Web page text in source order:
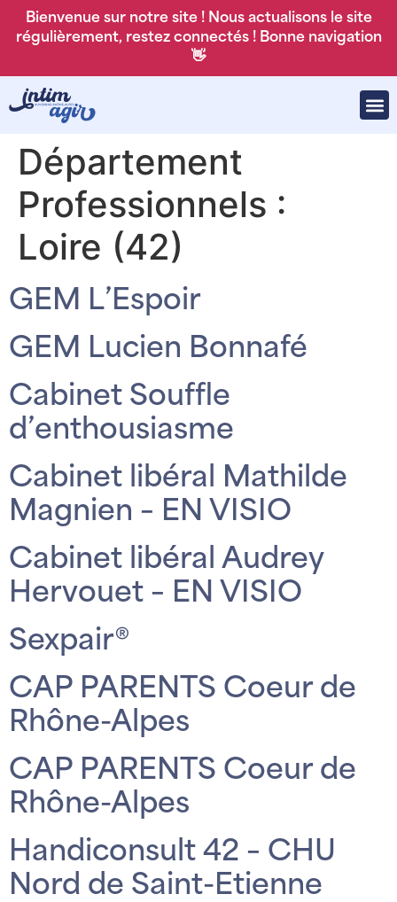
Bienvenue sur notre site ! Nous actualisons le site
régulièrement, restez connectés ! Bonne navigation
👋
Département
Professionnels :
Loire (42)
GEM L’Espoir
GEM Lucien Bonnafé
Cabinet Souffle
d’enthousiasme
Cabinet libéral Mathilde
Magnien – EN VISIO
Cabinet libéral Audrey
Hervouet – EN VISIO
Sexpair®
CAP PARENTS Coeur de
Rhône-Alpes
CAP PARENTS Coeur de
Rhône-Alpes
Handiconsult 42 – CHU
Nord de Saint-Etienne